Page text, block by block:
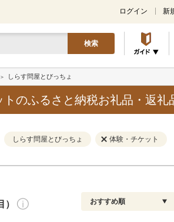
ログイン 新
検索
しらす問屋とびっちょ
のふるさと納税お礼品・返礼
しらす問屋とびっちょ 体験・チケット
発送種別
） おすすめ順